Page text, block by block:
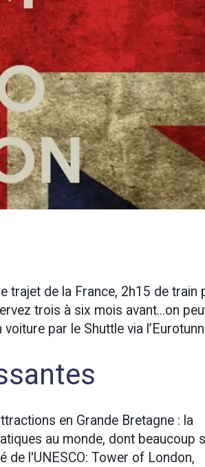
trajet de la France, 2h15 de train
trois à six mois avant...on
par le Shuttle via
en Grande Bretagne : la
au monde, dont beaucoup
de l'UNESCO: Tower of London,